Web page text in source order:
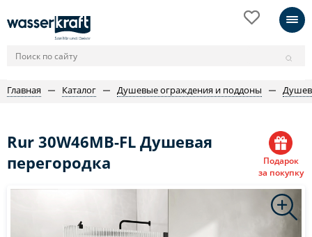
Главная Каталог Душевые ограждения и поддоны
Rur 30W46MB-FL Душевая
перегородка
Подарок
за покупку